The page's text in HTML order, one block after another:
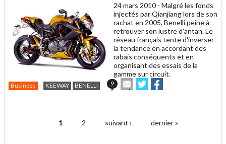
24 mars 2010 - Malgré les fonds
injectés par Qianjiang lors de son
rachat en 2005, Benelli peine à
retrouver son lustre d'antan. Le
réseau français tente d'inverser
la tendance en accordant des
rabais conséquents et en
organisant des essais de la
gamme sur circuit.
Business KEEWAY BENELLI 9
Envoyer
cet
ami
Partager
sur sur
1 2 suivant › dernier »